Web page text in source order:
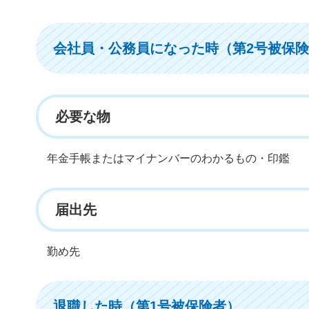
会社員・公務員になった時（第2号被保
必要な物
年金手帳またはマイナンバーのわかるもの・印鑑
届出先
勤め先